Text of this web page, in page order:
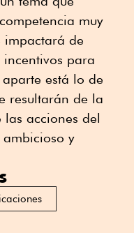
muy
impactará de
para
está lo de
resultarán de la
las acciones del
y